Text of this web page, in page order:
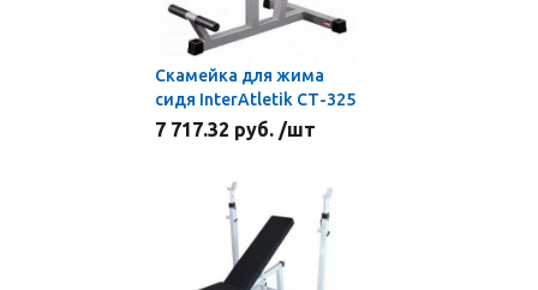
Скамейка для жима
сидя InterAtletik СТ-325
7 717.32 руб. /шт